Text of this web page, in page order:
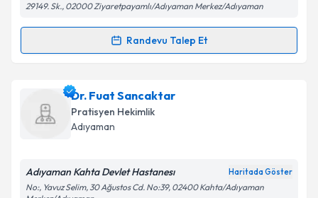
Kişisel verilerimin işlenmesine ilişkinAydınlatma
'ni okudum ve kişisel verilerimin belirtilen
kapsamda işlenmesini kabul ediyorum.
Takvim Talebini Gönder
29149. Sk., 02000 Ziyaretpayamlı/Adıyaman Merkez/Adıyaman
Randevu Talep Et
Randevu Takvimi Talebi
Dr. Aydın Bilgiçiçin randevu takvimi talebi oluşturun.
Size bu uzmandan randevu almanız için bir takvim
hazırlandığında e-posta ile bilgilendireceğiz.
Dr. Fuat Sancaktar
Pratisyen Hekimlik
Adıyaman
Adıyaman Kahta Devlet Hastanesı Haritada Göster
No:, Yavuz Selim, 30 Ağustos Cd. No:39, 02400 Kahta/Adıyaman